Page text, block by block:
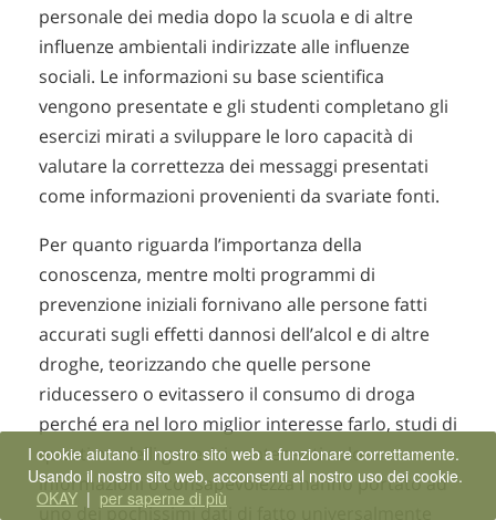
personale dei media dopo la scuola e di altre
influenze ambientali indirizzate alle influenze
sociali. Le informazioni su base scientifica
vengono presentate e gli studenti completano gli
esercizi mirati a sviluppare le loro capacità di
valutare la correttezza dei messaggi presentati
come informazioni provenienti da svariate fonti.
Per quanto riguarda l’importanza della
conoscenza, mentre molti programmi di
prevenzione iniziali fornivano alle persone fatti
accurati sugli effetti dannosi dell’alcol e di altre
droghe, teorizzando che quelle persone
riducessero o evitassero il consumo di droga
perché era nel loro miglior interesse farlo, studi di
questi modelli generici contenenti solo
informazioni o consapevolezza hanno portato ad
uno dei pochissimi dati di fatto universalmente
I cookie aiutano il nostro sito web a funzionare correttamente.
Usando il nostro sito web, acconsenti al nostro uso dei cookie.
OKAY | per saperne di più